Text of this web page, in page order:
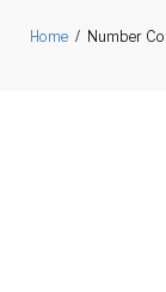
Home / Number